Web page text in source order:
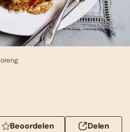
Beoordelen Delen